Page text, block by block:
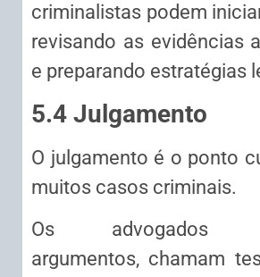
criminalistas podem
revisando as evidências
e preparando estratégias
5.4 Julgamento
O julgamento é o ponto
muitos casos criminais.
Os advogados
argumentos, chamam